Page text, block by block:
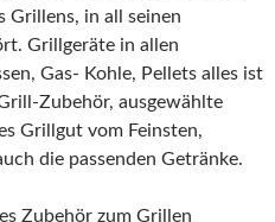
Grillens, in all seinen
Grillgeräte in allen
Gas- Kohle, Pellets alles ist
Zubehör, ausgewählte
Grillgut vom Feinsten,
die passenden Getränke.
Zubehör zum Grillen